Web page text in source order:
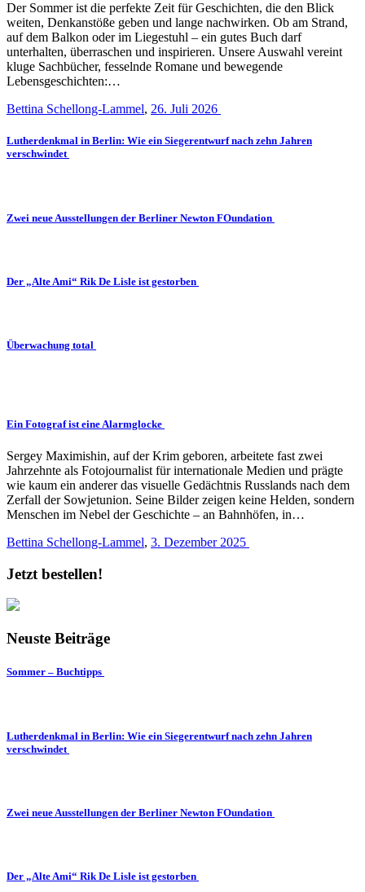
Der Sommer ist die perfekte Zeit für Geschichten, die den Blick
weiten, Denkanstöße geben und lange nachwirken. Ob am Strand,
auf dem Balkon oder im Liegestuhl – ein gutes Buch darf
unterhalten, überraschen und inspirieren. Unsere Auswahl vereint
kluge Sachbücher, fesselnde Romane und bewegende
Lebensgeschichten:…
Bettina Schellong-Lammel, 26. Juli 2026
Lutherdenkmal in Berlin: Wie ein Siegerentwurf nach zehn Jahren
verschwindet
Zwei neue Ausstellungen der Berliner Newton FOundation
Der „Alte Ami“ Rik De Lisle ist gestorben
Überwachung total
Ein Fotograf ist eine Alarmglocke
Sergey Maximishin, auf der Krim geboren, arbeitete fast zwei
Jahrzehnte als Fotojournalist für internationale Medien und prägte
wie kaum ein anderer das visuelle Gedächtnis Russlands nach dem
Zerfall der Sowjetunion. Seine Bilder zeigen keine Helden, sondern
Menschen im Nebel der Geschichte – an Bahnhöfen, in…
Bettina Schellong-Lammel, 3. Dezember 2025
Jetzt bestellen!
Neuste Beiträge
Sommer – Buchtipps
Lutherdenkmal in Berlin: Wie ein Siegerentwurf nach zehn Jahren
verschwindet
Zwei neue Ausstellungen der Berliner Newton FOundation
Der „Alte Ami“ Rik De Lisle ist gestorben